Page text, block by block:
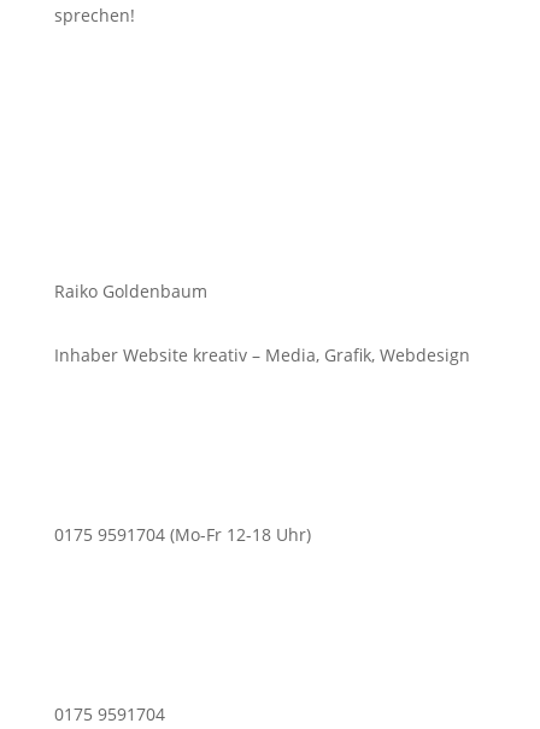
sprechen!
Raiko Goldenbaum
Inhaber Website kreativ – Media, Grafik, Webdesign
0175 9591704 (Mo-Fr 12-18 Uhr)
0175 9591704